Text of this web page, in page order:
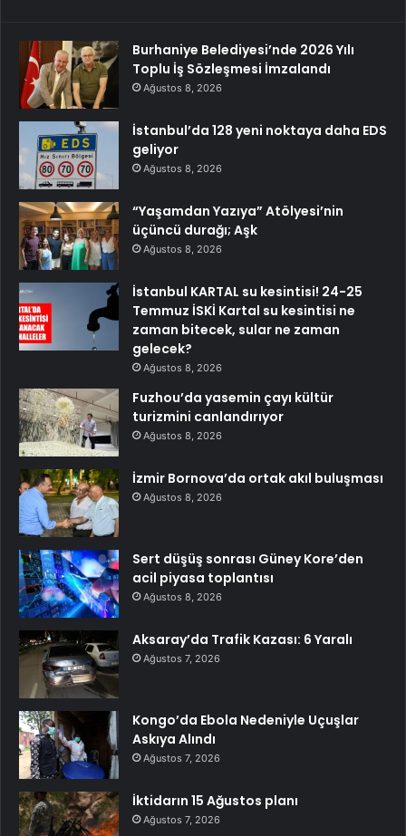
Burhaniye Belediyesi’nde 2026 Yılı
Toplu İş Sözleşmesi İmzalandı
Ağustos 8, 2026
İstanbul’da 128 yeni noktaya daha EDS
geliyor
Ağustos 8, 2026
“Yaşamdan Yazıya” Atölyesi’nin
üçüncü durağı; Aşk
Ağustos 8, 2026
İstanbul KARTAL su kesintisi! 24-25
Temmuz İSKİ Kartal su kesintisi ne
zaman bitecek, sular ne zaman
gelecek?
Ağustos 8, 2026
Fuzhou’da yasemin çayı kültür
turizmini canlandırıyor
Ağustos 8, 2026
İzmir Bornova’da ortak akıl buluşması
Ağustos 8, 2026
Sert düşüş sonrası Güney Kore’den
acil piyasa toplantısı
Ağustos 8, 2026
Aksaray’da Trafik Kazası: 6 Yaralı
Ağustos 7, 2026
Kongo’da Ebola Nedeniyle Uçuşlar
Askıya Alındı
Ağustos 7, 2026
İktidarın 15 Ağustos planı
Ağustos 7, 2026